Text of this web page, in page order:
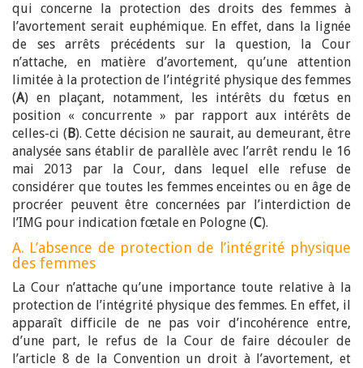
qui concerne la protection des droits des femmes à
l’avortement serait euphémique. En effet, dans la lignée
de ses arrêts précédents sur la question, la Cour
n’attache, en matière d’avortement, qu’une attention
limitée à la protection de l’intégrité physique des femmes
(A) en plaçant, notamment, les intérêts du fœtus en
position « concurrente » par rapport aux intérêts de
celles-ci (B). Cette décision ne saurait, au demeurant, être
analysée sans établir de parallèle avec l’arrêt rendu le 16
mai 2013 par la Cour, dans lequel elle refuse de
considérer que toutes les femmes enceintes ou en âge de
procréer peuvent être concernées par l’interdiction de
l’IMG pour indication fœtale en Pologne (C).
A. L’absence de protection de l’intégrité physique
des femmes
La Cour n’attache qu’une importance toute relative à la
protection de l’intégrité physique des femmes. En effet, il
apparaît difficile de ne pas voir d’incohérence entre,
d’une part, le refus de la Cour de faire découler de
l’article 8 de la Convention un droit à l’avortement, et